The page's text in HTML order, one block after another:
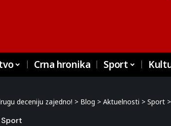
Crna hronika Sport
deceniju zajedno! > Blog > Aktuelnosti > Sport >
Sport